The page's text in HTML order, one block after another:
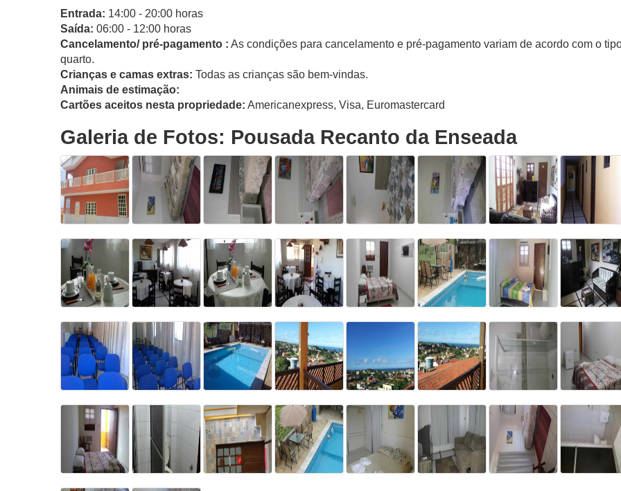
Entrada: 14:00 - 20:00 horas
Saída: 06:00 - 12:00 horas
Cancelamento/ pré-pagamento : As condições para cancelamento e pré-pagamento variam de acordo com o
quarto.
Crianças e camas extras: Todas as crianças são bem-vindas.
Animais de estimação:
Cartões aceitos nesta propriedade: Americanexpress, Visa, Euromastercard
Galeria de Fotos: Pousada Recanto da Enseada